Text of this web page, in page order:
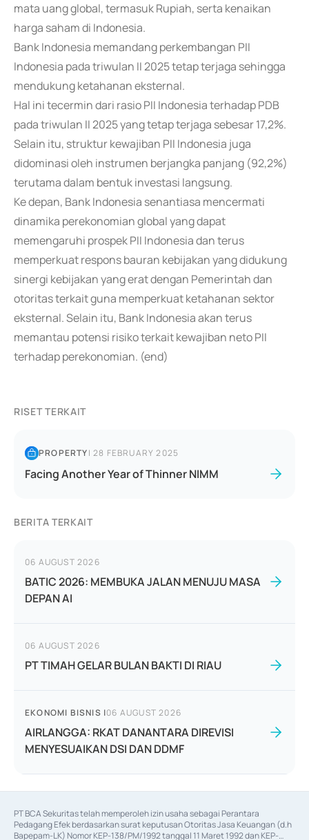
mata uang global, termasuk Rupiah, serta kenaikan
harga saham di Indonesia.
Bank Indonesia memandang perkembangan PII
Indonesia pada triwulan II 2025 tetap terjaga sehingga
mendukung ketahanan eksternal.
Hal ini tecermin dari rasio PII Indonesia terhadap PDB
pada triwulan II 2025 yang tetap terjaga sebesar 17,2%.
Selain itu, struktur kewajiban PII Indonesia juga
didominasi oleh instrumen berjangka panjang (92,2%)
terutama dalam bentuk investasi langsung.
Ke depan, Bank Indonesia senantiasa mencermati
dinamika perekonomian global yang dapat
memengaruhi prospek PII Indonesia dan terus
memperkuat respons bauran kebijakan yang didukung
sinergi kebijakan yang erat dengan Pemerintah dan
otoritas terkait guna memperkuat ketahanan sektor
eksternal. Selain itu, Bank Indonesia akan terus
memantau potensi risiko terkait kewajiban neto PII
terhadap perekonomian. (end)
RISET TERKAIT
PROPERTY|28 FEBRUARY 2025
Facing Another Year of Thinner NIMM
BERITA TERKAIT
06 AUGUST 2026
BATIC 2026: MEMBUKA JALAN MENUJU MASA
DEPAN AI
06 AUGUST 2026
PT TIMAH GELAR BULAN BAKTI DI RIAU
EKONOMI BISNIS |06 AUGUST 2026
AIRLANGGA: RKAT DANANTARA DIREVISI
MENYESUAIKAN DSI DAN DDMF
PT BCA Sekuritas telah memperoleh izin usaha sebagai Perantara
Pedagang Efek berdasarkan surat keputusan Otoritas Jasa Keuangan (d.h
Bapepam-LK) Nomor KEP-138/PM/1992 tanggal 11 Maret 1992 dan KEP-